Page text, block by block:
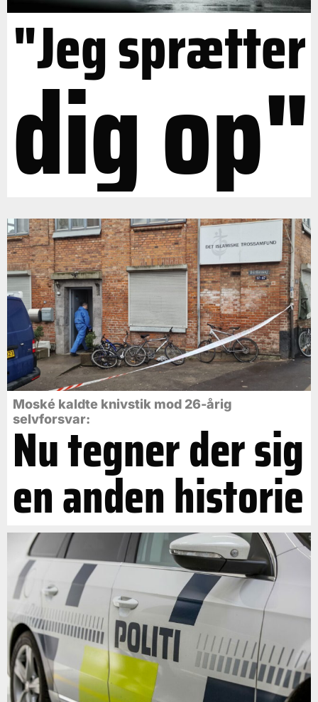
"Jeg sprætter
dig op"
Moské kaldte knivstik mod 26-årig
selvforsvar:
Nu tegner der sig
en anden historie